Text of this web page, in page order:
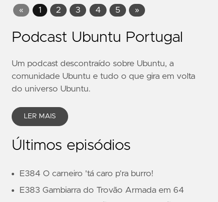
« 1 2 3 4 5 »
Podcast Ubuntu Portugal
Um podcast descontraído sobre Ubuntu, a
comunidade Ubuntu e tudo o que gira em volta
do universo Ubuntu.
LER MAIS
Últimos episódios
E384 O carneiro 'tá caro p'ra burro!
E383 Gambiarra do Trovão Armada em 64